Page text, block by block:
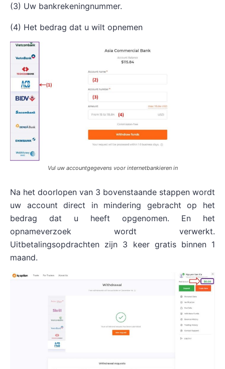
(3) Uw bankrekeningnummer.
(4) Het bedrag dat u wilt opnemen
Vul uw accountgegevens voor internetbankieren in
Na het doorlopen van 3 bovenstaande stappen wordt
uw account direct in mindering gebracht op het
bedrag dat u heeft opgenomen. En het
opnameverzoek wordt verwerkt.
Uitbetalingsopdrachten zijn 3 keer gratis binnen 1
maand.